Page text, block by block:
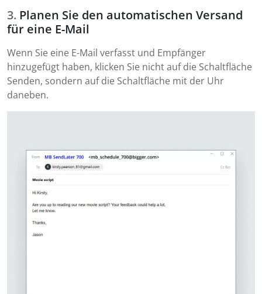
Planen Sie den automatischen Versand
für eine E-Mail
Wenn Sie eine E-Mail verfasst und Empfänger
hinzugefügt haben, klicken Sie nicht auf die Schaltfläche
Senden, sondern auf die Schaltfläche mit der Uhr
daneben.